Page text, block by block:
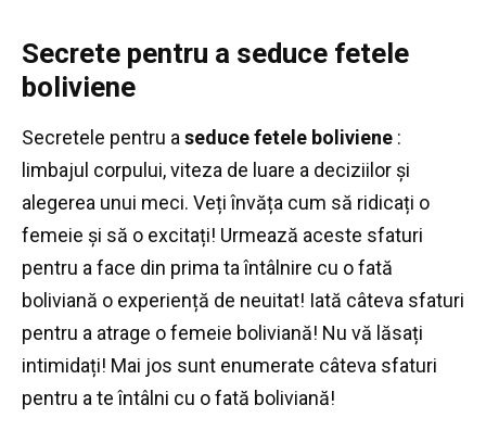
Secrete pentru a seduce fetele
boliviene
Secretele pentru aseduce fetele boliviene :
limbajul corpului, viteza de luare a deciziilor și
alegerea unui meci. Veți învăța cum să ridicați o
femeie și să o excitați! Urmează aceste sfaturi
pentru a face din prima ta întâlnire cu o fată
boliviană o experiență de neuitat! Iată câteva sfaturi
pentru a atrage o femeie boliviană! Nu vă lăsați
intimidați! Mai jos sunt enumerate câteva sfaturi
pentru a te întâlni cu o fată boliviană!